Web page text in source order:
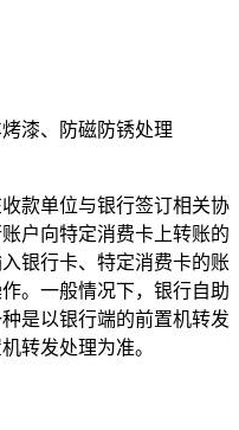
漆、防磁防锈处理
款单位与银行签订相关协
户向特定消费卡上转账的
银行卡、特定消费卡的账
。一般情况下，银行自助
是以银行端的前置机转发
转发处理为准。